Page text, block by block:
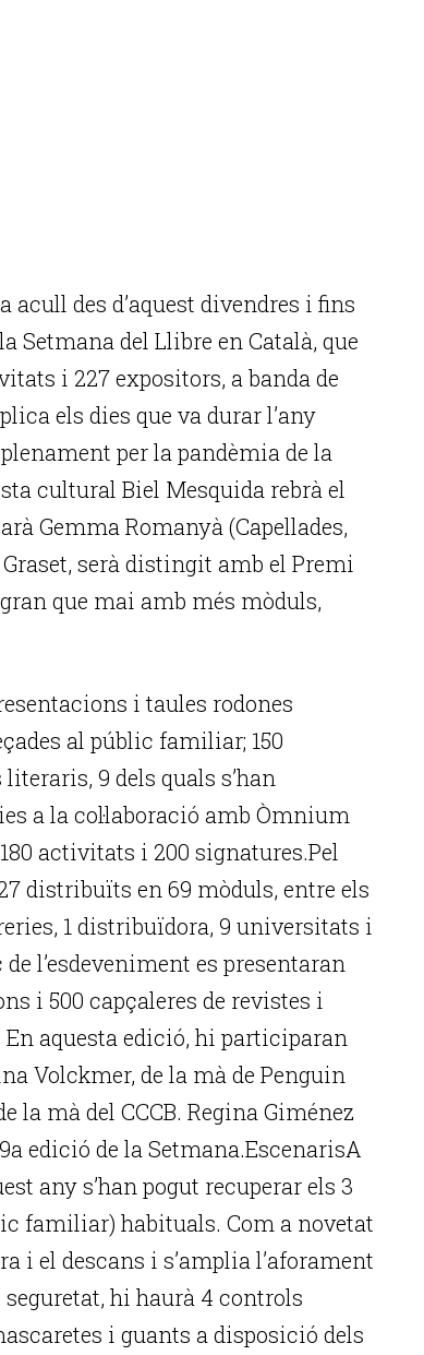
acull des d’aquest divendres i fins
Setmana del Llibre en Català, que
i 227 expositors, a banda de
els dies que va durar l’any
per la pandèmia de la
cultural Biel Mesquida rebrà el
Gemma Romanyà (Capellades,
serà distingit amb el Premi
que mai amb més mòduls,
i taules rodones
al públic familiar; 150
9 dels quals s’han
a la col·laboració amb Òmnium
activitats i 200 signatures.Pel
distribuïts en 69 mòduls, entre els
1 distribuïdora, 9 universitats i
l’esdeveniment es presentaran
i 500 capçaleres de revistes i
aquesta edició, hi participaran
Volckmer, de la mà de Penguin
la mà del CCCB. Regina Giménez
edició de la Setmana.EscenarisA
any s’han pogut recuperar els 3
familiar) habituals. Com a novetat
i el descans i s’amplia l’aforament
seguretat, hi haurà 4 controls
i guants a disposició dels